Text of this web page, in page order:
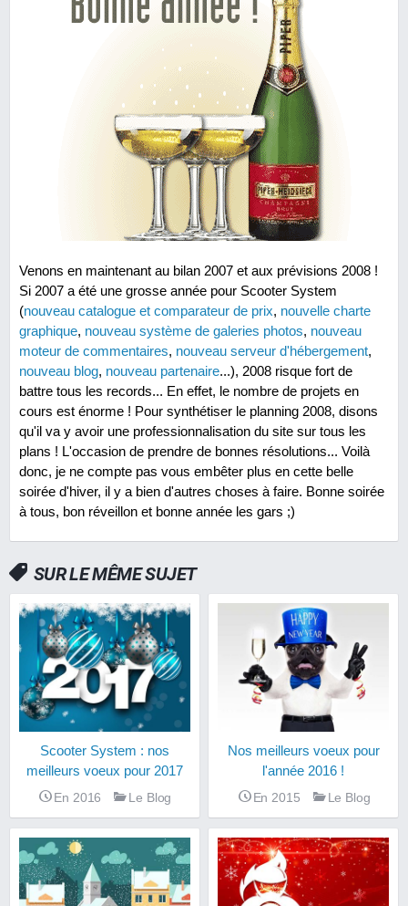
Venons en maintenant au bilan 2007 et aux prévisions 2008 !
Si 2007 a été une grosse année pour Scooter System
(nouveau catalogue et comparateur de prix, nouvelle charte
graphique, nouveau système de galeries photos, nouveau
moteur de commentaires, nouveau serveur d'hébergement,
nouveau blog, nouveau partenaire...), 2008 risque fort de
battre tous les records... En effet, le nombre de projets en
cours est énorme ! Pour synthétiser le planning 2008, disons
qu'il va y avoir une professionnalisation du site sur tous les
plans ! L'occasion de prendre de bonnes résolutions... Voilà
donc, je ne compte pas vous embêter plus en cette belle
soirée d'hiver, il y a bien d'autres choses à faire. Bonne soirée
à tous, bon réveillon et bonne année les gars ;)
SUR LE MÊME SUJET
Scooter System : nos
meilleurs voeux pour 2017
En 2016 Le Blog
Nos meilleurs voeux pour
l'année 2016 !
En 2015 Le Blog